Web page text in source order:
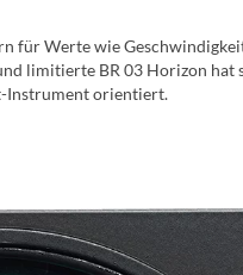
für Werte wie
limitierte BR 03 Horizon hat
Instrument orientiert.